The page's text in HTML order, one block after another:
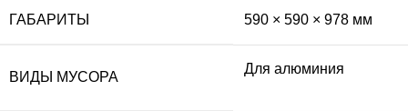
ГАБАРИТЫ 590 × 590 × 978 мм
ВИДЫ МУСОРА
Для алюминия